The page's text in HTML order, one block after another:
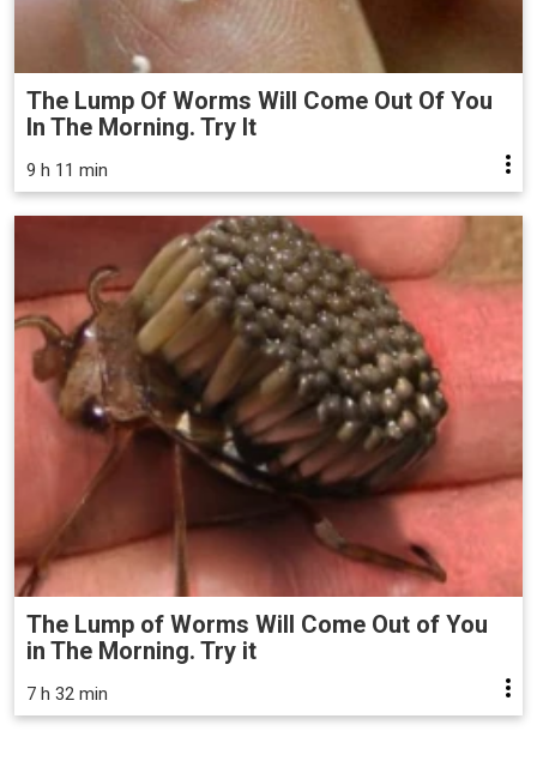
The Lump Of Worms Will Come Out Of You
In The Morning. Try It
9 h 11 min
The Lump of Worms Will Come Out of You
in The Morning. Try it
7 h 32 min